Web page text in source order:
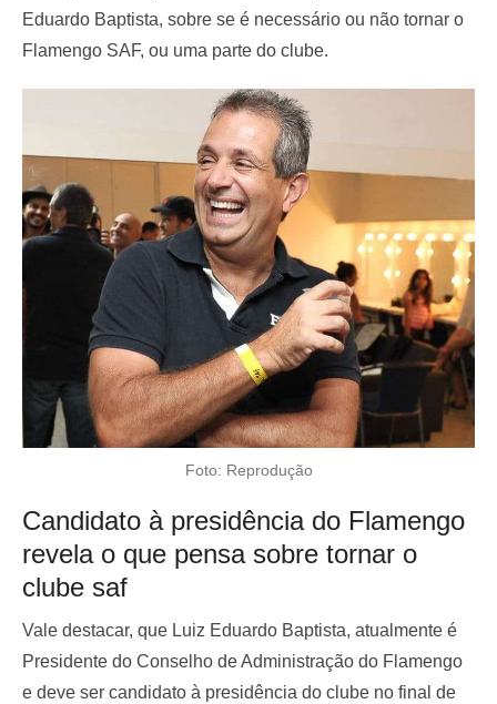
Eduardo Baptista, sobre se é necessário ou não tornar o
Flamengo SAF, ou uma parte do clube.
Foto: Reprodução
Candidato à presidência do Flamengo
revela o que pensa sobre tornar o
clube saf
Vale destacar, que Luiz Eduardo Baptista, atualmente é
Presidente do Conselho de Administração do Flamengo
e deve ser candidato à presidência do clube no final de